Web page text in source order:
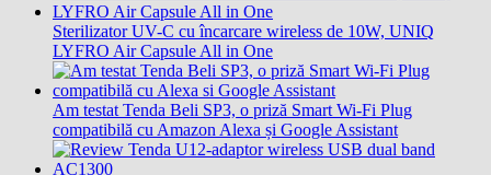
Sterilizator UV-C cu încarcare wireless de 10W, UNIQ
LYFRO Air Capsule All in One
Am testat Tenda Beli SP3, o priză Smart Wi-Fi Plug
compatibilă cu Amazon Alexa și Google Assistant